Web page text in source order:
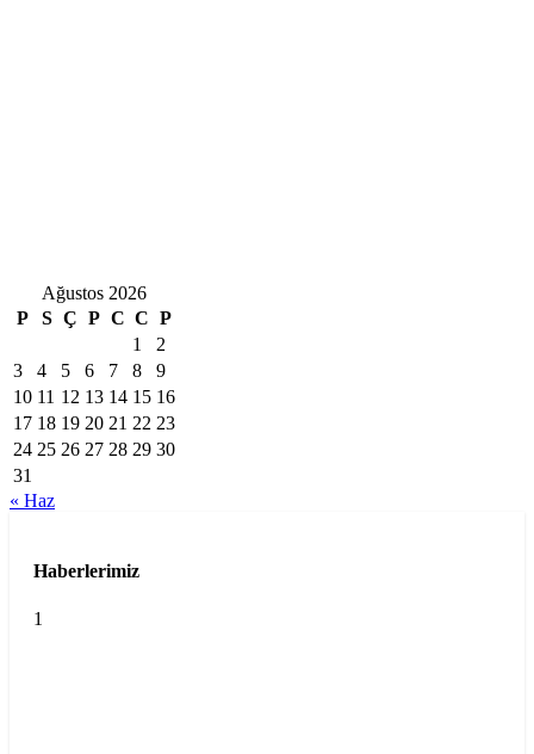
Ağustos 2026
P
S Ç P C C P
1
2
3
4 5 6 7 8
9
10 11 12 13 14 15 16
17 18 19 20 21 22 23
24 25 26 27 28 29 30
31
« Haz
Haberlerimiz
1